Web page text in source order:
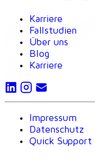
Karriere
Fallstudien
Über uns
Blog
Karriere
Impressum
Datenschutz
Quick Support